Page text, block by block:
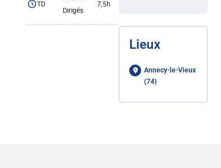
TD
Dirigés
7,5h
Lieux
Annecy-le-Vieux
(74)